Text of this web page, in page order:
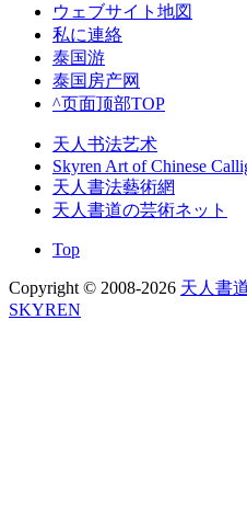
ウェブサイト地図
私に連絡
泰国游
泰国房产网
^页面顶部TOP
天人书法艺术
Skyren Art of Chinese
天人書法藝術網
天人書道の芸術ネット
Top
Copyright © 2008-2026 天人書
SKYREN